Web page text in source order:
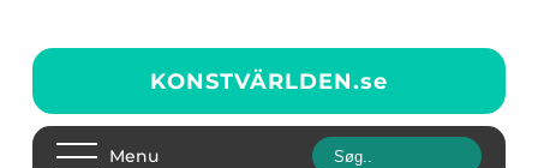
KONSTVÄRLDEN.se
Menu